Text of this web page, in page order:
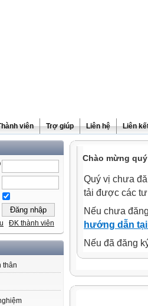
viên Trợ giúp Liên hệ Liên
ĐK thành viên
thân
Chào mừng
Quý vị chưa
tải được các
Nếu chưa
hướng dẫn
Nếu đã đăng